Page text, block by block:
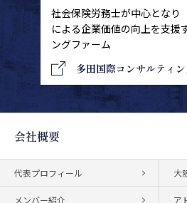
社会保険労務士が中心となり
による企業価値の向上を支援
ングファーム
多田国際コンサルティ
会社概要
代表プロフィール 大
メンバー紹介 ア